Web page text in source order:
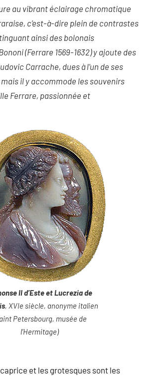
au vibrant éclairage chromatique
c’est-à-dire plein de contrastes
ainsi des bolonais
(Ferrare 1569-1632) y ajoute des
Carrache, dues à l’un de ses
mais il y accommode les souvenirs
Ferrare, passionnée et
II d’Este et Lucrezia de
, XVIe siècle, anonyme italien
Petersbourg, musée de
l’Hermitage)
et les grotesques sont les